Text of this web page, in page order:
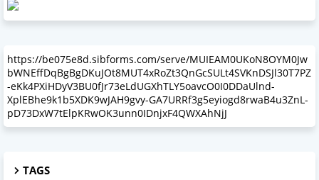
https://be075e8d.sibforms.com/serve/MUIEAM0UKoN8OYM0Jw
bWNEffDqBgBgDKuJOt8MUT4xRoZt3QnGcSULt4SVKnDSJl30T7PZ
-eKk4PXiHDyV3BU0fJr73eLdUGXhTLY5oavcO0I0DDaUlnd-
XplEBhe9k1b5XDK9wJAH9gvy-GA7URRf3g5eyiogd8rwaB4u3ZnL-
pD73DxW7tElpKRwOK3unn0IDnjxF4QWXAhNjJ
TAGS